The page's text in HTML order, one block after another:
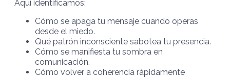
Aquí identificamos:
Cómo se apaga tu mensaje cuando operas
desde el miedo.
Qué patrón inconsciente sabotea tu presencia.
Cómo se manifiesta tu sombra en
comunicación.
Cómo volver a coherencia rápidamente